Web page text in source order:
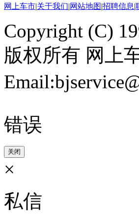
网上车市|关于我们|网站地图|招聘信息|
Copyright (C)
版权所有 网上
错误
关闭
×
私信